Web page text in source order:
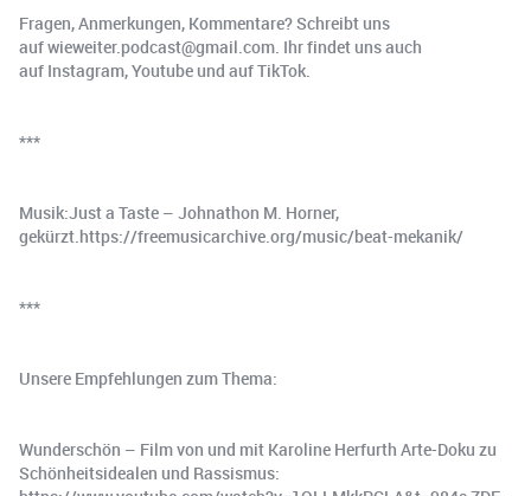
Fragen, Anmerkungen, Kommentare? Schreibt uns
auf ⁠wieweiter.podcast@gmail.com⁠. Ihr findet uns auch
auf ⁠Instagram⁠, ⁠Youtube⁠ und auf ⁠TikTok⁠.
***
Musik:Just a Taste – Johnathon M. Horner,
gekürzt.https://freemusicarchive.org/music/beat-mekanik/
***
Unsere Empfehlungen zum Thema:
Wunderschön – Film von und mit Karoline Herfurth Arte-Doku zu
Schönheitsidealen und Rassismus: